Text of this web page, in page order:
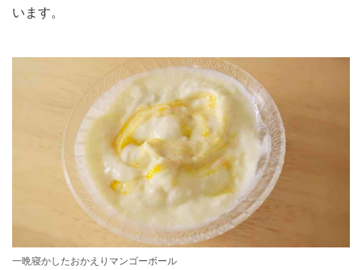
います。
一晩寝かしたおかえりマンゴーボール